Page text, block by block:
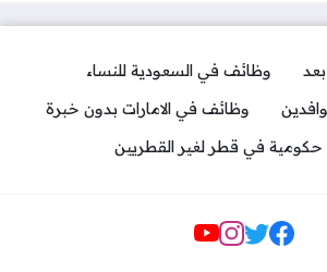
وظائف في السعودية للنساء
وظائف في الامارات بدون خبرة
في قطر لغير القطريين
مواقع التواصل